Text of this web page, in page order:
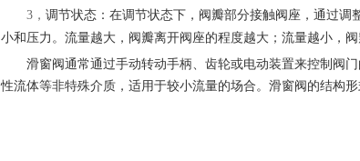
3， 调节状态：在调节状态下，阀瓣部分接触阀座，通过
小和压力。流量越大，阀瓣离开阀座的程度越大；流量越小，阀
滑窗阀通常通过手动转动手柄、齿轮或电动装置来控制阀
性流体等非特殊介质，适用于较小流量的场合。滑窗阀的结构